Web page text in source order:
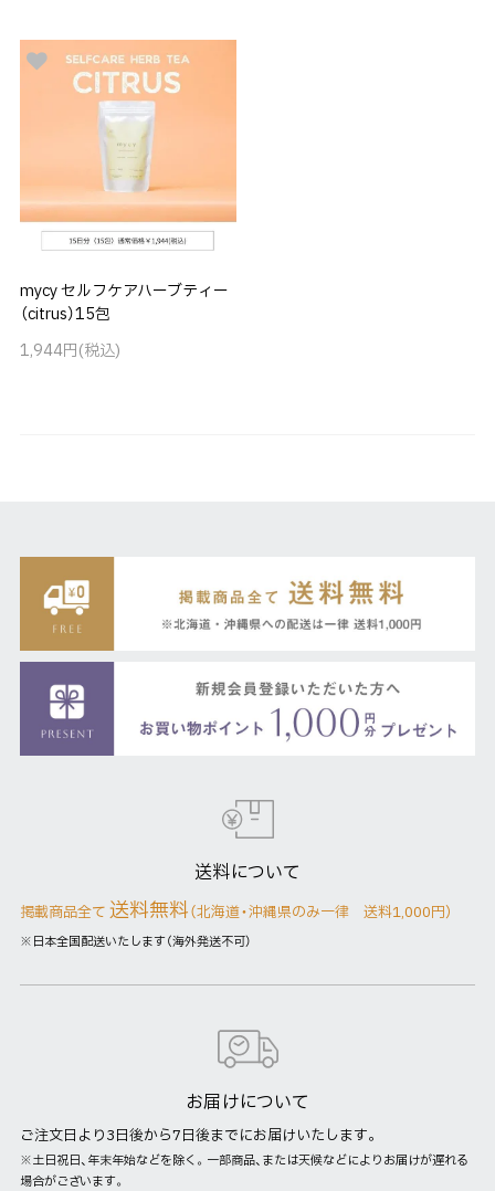
mycy セルフケアハーブティー
（citrus）15包
1,944円(税込)
送料について
掲載商品全て 送料無料（北海道・沖縄県のみ一律 送料1,000円）
※日本全国配送いたします（海外発送不可）
お届けについて
ご注文日より3日後から7日後までにお届けいたします。
※土日祝日、年末年始などを除く。一部商品、または天候などによりお届けが遅れる
場合がございます。